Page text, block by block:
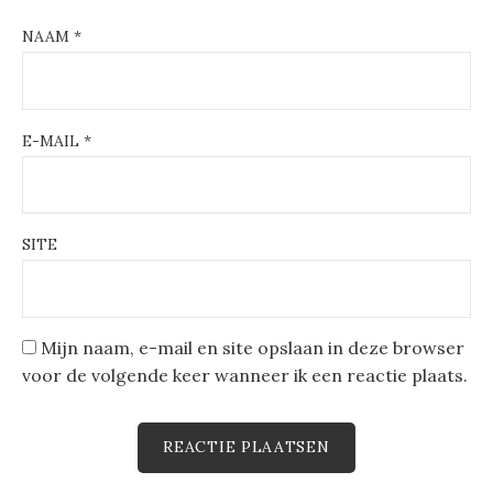
NAAM *
E-MAIL *
SITE
Mijn naam, e-mail en site opslaan in deze browser
voor de volgende keer wanneer ik een reactie plaats.